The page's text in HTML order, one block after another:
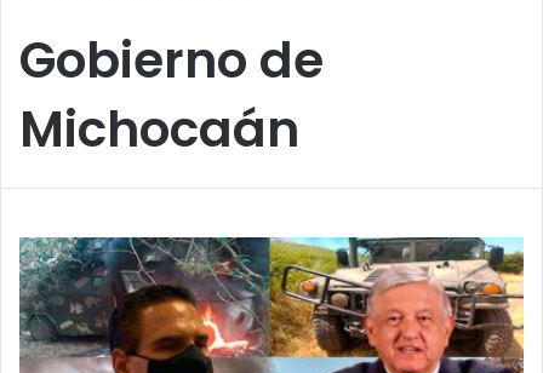
Gobierno de
Michocaán